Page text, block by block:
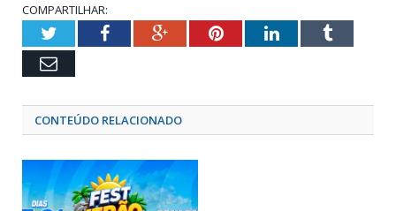
COMPARTILHAR:
TwitterFacebookGoogle+PinterestLinkedInTumblr
Email
CONTEÚDO RELACIONADO